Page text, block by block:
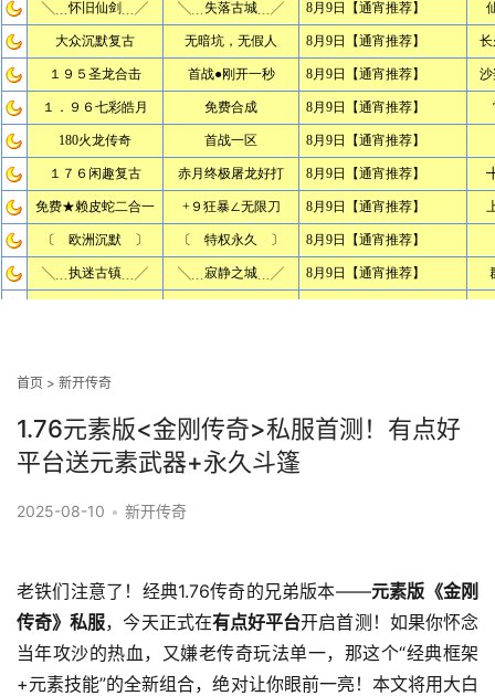
首页 > 新开传奇
1.76元素版<金刚传奇>私服首测！有点好
平台送元素武器+永久斗篷
2025-08-10 • 新开传奇
老铁们注意了！经典1.76传奇的兄弟版本——元素版《金刚
传奇》私服，今天正式在有点好平台开启首测！如果你怀念
当年攻沙的热血，又嫌老传奇玩法单一，那这个“经典框架
+元素技能”的全新组合，绝对让你眼前一亮！本文将用大白